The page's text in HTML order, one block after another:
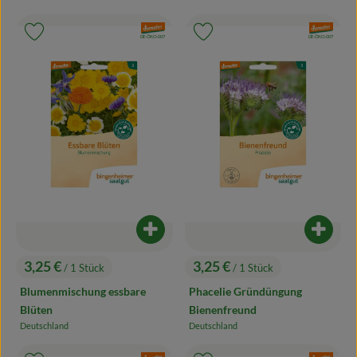
, Preis:
3,25 €/ 1 Stück
Blumenmischung essbare
Blüten
, Herkunft:
Deutschland
Produkt zum Warenkorb hinzufügen
, Verband:
, Kontrollstelle:
DE-ÖKO-007
Produkt zu Favouriten hinzufügen
, Preis:
3,25 €/ 1 Stück
Phacelie Gründüngung
Bienenfreund
, Herkunft:
Deutschland
, Verband:
, Kontrollstelle:
DE-ÖKO-007
Produkt zu Favouriten hinzufügen